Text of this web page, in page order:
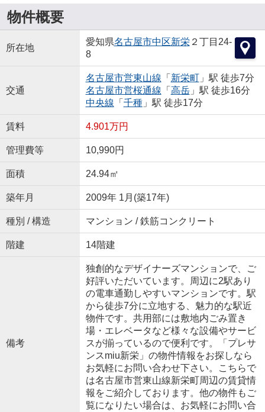
物件概要
所在地
愛知県名古屋市中区新栄２丁目24-
8
交通
名古屋市営東山線 「 新栄町」駅 徒歩7分
名古屋市営桜通線 「 高岳」駅 徒歩16分
中央線 「 千種」駅 徒歩17分
賃料 4.901万円
管理費等 10,990円
面積 24.94㎡
築年月 2009年 1月(築17年)
種別 / 構造 マンション / 鉄筋コンクリート
階建 14階建
備考
独創的なデザイナーズマンションで、ご
好評いただいています。周辺に2駅あり
の電車通勤しやすいマンションです。駅
から徒歩7分に立地する、魅力的な駅近
物件です。共用部には敷地内ごみ置き
場・エレベータなど様々な設備やサービ
スが揃っているので便利です。「プレサ
ンスmiu新栄」の物件情報をお探しなら
お気軽にお問い合わせ下さい。こちらで
は名古屋市営東山線新栄町周辺の賃貸情
報をご紹介しております。他の物件もご
覧になりたい場合は、お気軽にお問い合